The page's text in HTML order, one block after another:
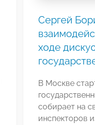
Сергей
ходе
В Москве
собирает на
инспекторов